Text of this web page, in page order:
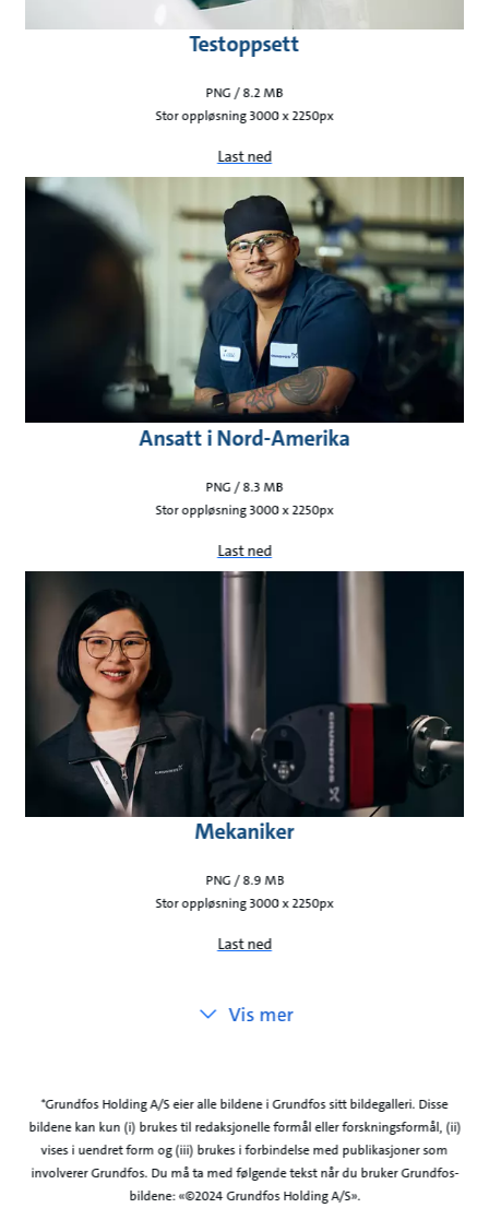
Testoppsett
PNG / 8.2 MB
Stor oppløsning 3000 x 2250px
Last ned
Ansatt i Nord-Amerika
PNG / 8.3 MB
Stor oppløsning 3000 x 2250px
Last ned
Mekaniker
PNG / 8.9 MB
Stor oppløsning 3000 x 2250px
Last ned
Vis mer
*Grundfos Holding A/S eier alle bildene i Grundfos sitt bildegalleri. Disse
bildene kan kun (i) brukes til redaksjonelle formål eller forskningsformål, (ii)
vises i uendret form og (iii) brukes i forbindelse med publikasjoner som
involverer Grundfos. Du må ta med følgende tekst når du bruker Grundfos-
bildene: «©2024 Grundfos Holding A/S».